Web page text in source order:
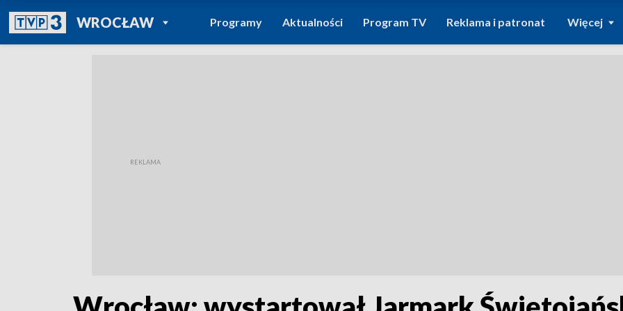
WROCŁAWPOWRÓT DO
TVP REGIONY
Programy Aktualności Program TV Reklama i patronat Więcej